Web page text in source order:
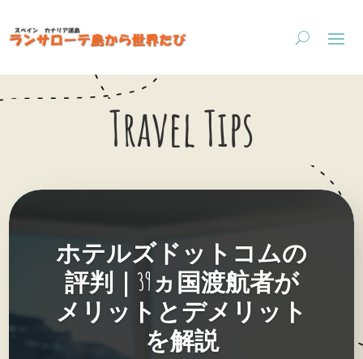
Travel Tips
ホテルズドットコムの
評判｜39ヵ国渡航者が
メリットとデメリット
を解説